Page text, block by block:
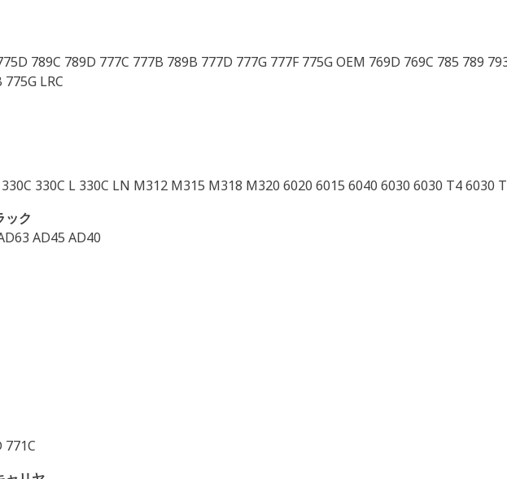
789C 789D 777C 777B 789B 777D 777G 777F 775G OEM 769D 769C 785 789
LRC
330C L 330C LN M312 M315 M318 M320 6020 6015 6040 6030 6030 T4 6030
ック
AD45 AD40
771C